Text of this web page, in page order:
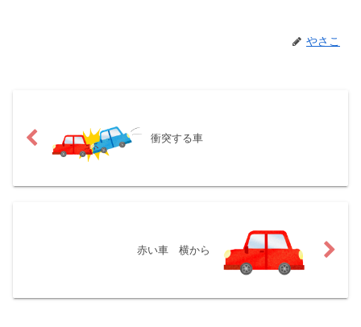
やさこ
衝突する車
赤い車 横から